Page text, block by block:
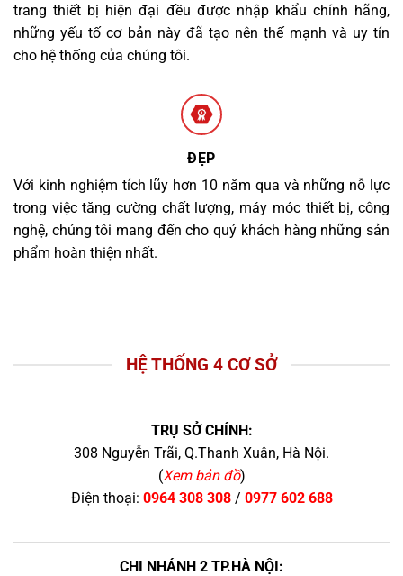
trang thiết bị hiện đại đều được nhập khẩu chính hãng,
những yếu tố cơ bản này đã tạo nên thế mạnh và uy tín
cho hệ thống của chúng tôi.
ĐẸP
Với kinh nghiệm tích lũy hơn 10 năm qua và những nỗ lực
trong việc tăng cường chất lượng, máy móc thiết bị, công
nghệ, chúng tôi mang đến cho quý khách hàng những sản
phẩm hoàn thiện nhất.
HỆ THỐNG 4 CƠ SỞ
TRỤ SỞ CHÍNH:
308 Nguyễn Trãi, Q.Thanh Xuân, Hà Nội.
(Xem bản đồ)
Điện thoại: 0964 308 308/ 0977 602 688
CHI NHÁNH 2 TP.HÀ NỘI: